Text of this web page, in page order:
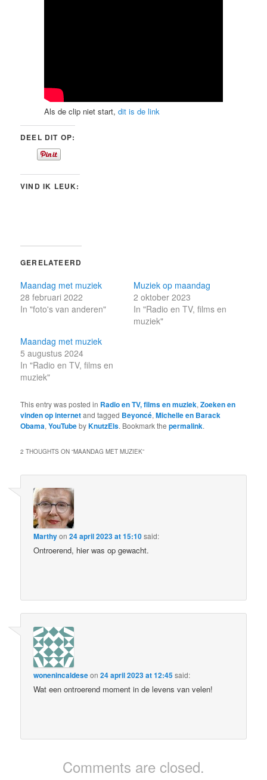
Als de clip niet start,dit is de link
DEEL DIT OP:
VIND IK LEUK:
GERELATEERD
Maandag met muziek
28 februari 2022
In "foto's van anderen"
Muziek op maandag
2 oktober 2023
In "Radio en TV, films en
muziek"
Maandag met muziek
5 augustus 2024
In "Radio en TV, films en
muziek"
This entry was posted in Radio en TV, films en muziek,Zoeken en
vinden op internetand tagged Beyoncé,Michelle en Barack
Obama,YouTubebyKnutzEls. Bookmark thepermalink.
2 THOUGHTS ON “MAANDAG MET MUZIEK”
Marthyon24 april 2023 at 15:10said:
Ontroerend, hier was op gewacht.
wonenincaldeseon24 april 2023 at 12:45said:
Wat een ontroerend moment in de levens van velen!
Comments are closed.